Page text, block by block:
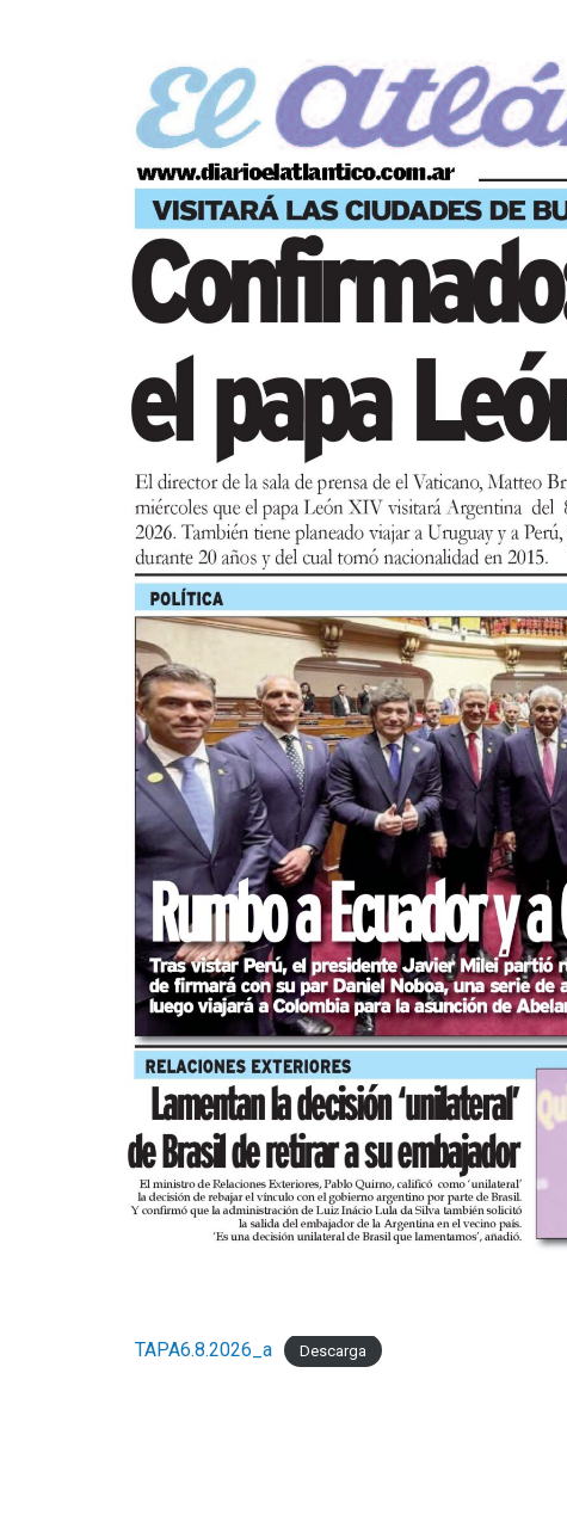
TAPA6.8.2026_a Descarga